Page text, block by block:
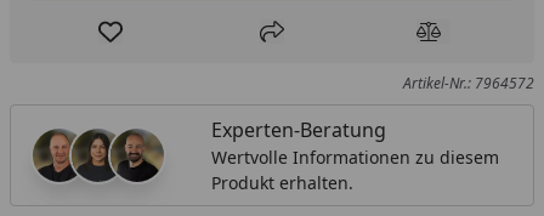
Produkt zur Wunschliste hinzufügen
Teilen Produkt
Artikel-Nr.: 7964572
Experten-Beratung
Wertvolle Informationen zu diesem
Produkt erhalten.